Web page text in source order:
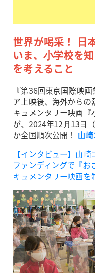
世界が喝采！ ⽇
いま、⼩学校を
を考えること
『第36回東京国際映
ア上映後、海外からの
キュメンタリー映画『
が、2024年12⽉13⽇
か全国順次公開！ ⼭
【インタビュー】山
ファンディングで『お
キュメンタリー映画を